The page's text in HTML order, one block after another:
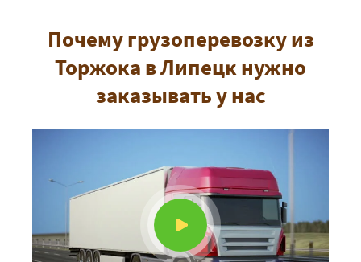
Почему грузоперевозку из
Торжока в Липецк нужно
заказывать у нас